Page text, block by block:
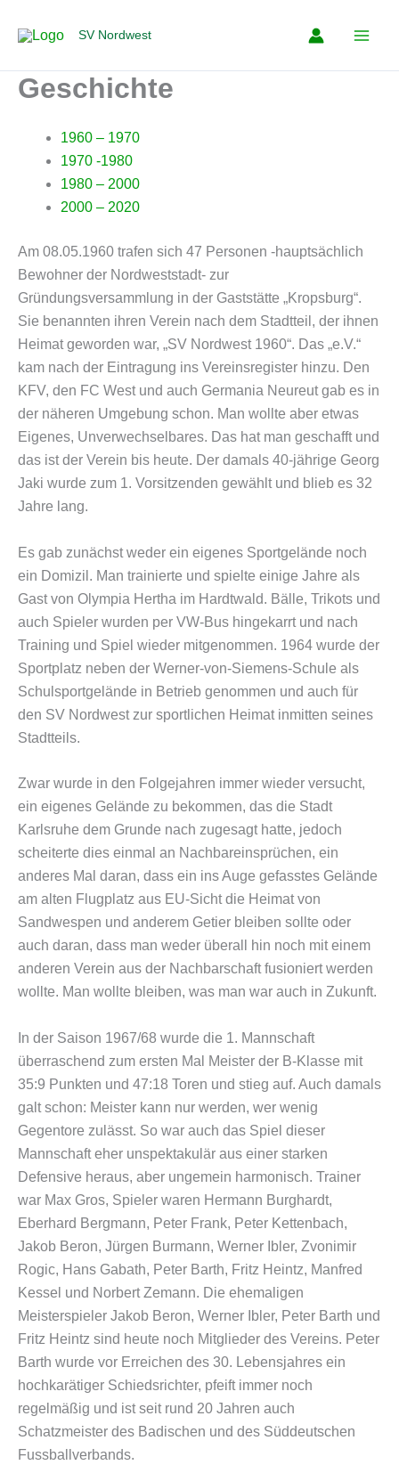
Inhalt
SV Nordwest
Geschichte
1960 – 1970
1970 -1980
1980 – 2000
2000 – 2020
Am 08.05.1960 trafen sich 47 Personen -hauptsächlich
Bewohner der Nordweststadt- zur
Gründungsversammlung in der Gaststätte „Kropsburg“.
Sie benannten ihren Verein nach dem Stadtteil, der ihnen
Heimat geworden war, „SV Nordwest 1960“. Das „e.V.“
kam nach der Eintragung ins Vereinsregister hinzu. Den
KFV, den FC West und auch Germania Neureut gab es in
der näheren Umgebung schon. Man wollte aber etwas
Eigenes, Unverwechselbares. Das hat man geschafft und
das ist der Verein bis heute. Der damals 40-jährige Georg
Jaki wurde zum 1. Vorsitzenden gewählt und blieb es 32
Jahre lang.
Es gab zunächst weder ein eigenes Sportgelände noch
ein Domizil. Man trainierte und spielte einige Jahre als
Gast von Olympia Hertha im Hardtwald. Bälle, Trikots und
auch Spieler wurden per VW-Bus hingekarrt und nach
Training und Spiel wieder mitgenommen. 1964 wurde der
Sportplatz neben der Werner-von-Siemens-Schule als
Schulsportgelände in Betrieb genommen und auch für
den SV Nordwest zur sportlichen Heimat inmitten seines
Stadtteils.
Zwar wurde in den Folgejahren immer wieder versucht,
ein eigenes Gelände zu bekommen, das die Stadt
Karlsruhe dem Grunde nach zugesagt hatte, jedoch
scheiterte dies einmal an Nachbareinsprüchen, ein
anderes Mal daran, dass ein ins Auge gefasstes Gelände
am alten Flugplatz aus EU-Sicht die Heimat von
Sandwespen und anderem Getier bleiben sollte oder
auch daran, dass man weder überall hin noch mit einem
anderen Verein aus der Nachbarschaft fusioniert werden
wollte. Man wollte bleiben, was man war auch in Zukunft.
In der Saison 1967/68 wurde die 1. Mannschaft
überraschend zum ersten Mal Meister der B-Klasse mit
35:9 Punkten und 47:18 Toren und stieg auf. Auch damals
galt schon: Meister kann nur werden, wer wenig
Gegentore zulässt. So war auch das Spiel dieser
Mannschaft eher unspektakulär aus einer starken
Defensive heraus, aber ungemein harmonisch. Trainer
war Max Gros, Spieler waren Hermann Burghardt,
Eberhard Bergmann, Peter Frank, Peter Kettenbach,
Jakob Beron, Jürgen Burmann, Werner Ibler, Zvonimir
Rogic, Hans Gabath, Peter Barth, Fritz Heintz, Manfred
Kessel und Norbert Zemann. Die ehemaligen
Meisterspieler Jakob Beron, Werner Ibler, Peter Barth und
Fritz Heintz sind heute noch Mitglieder des Vereins. Peter
Barth wurde vor Erreichen des 30. Lebensjahres ein
hochkarätiger Schiedsrichter, pfeift immer noch
regelmäßig und ist seit rund 20 Jahren auch
Schatzmeister des Badischen und des Süddeutschen
Fussballverbands.